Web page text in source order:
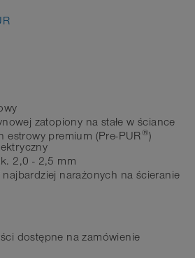
zatopiony na stałe w ściance
estrowy premium (Pre-PUR®)
2,0 - 2,5 mm
narażonych na ścieranie
dostępne na zamówienie